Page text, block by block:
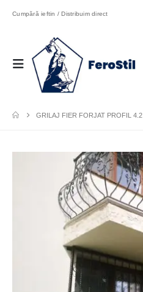
Cumpără ieftin / Distribuim direct
GRILAJ FIER FORJAT PROFIL 4.2